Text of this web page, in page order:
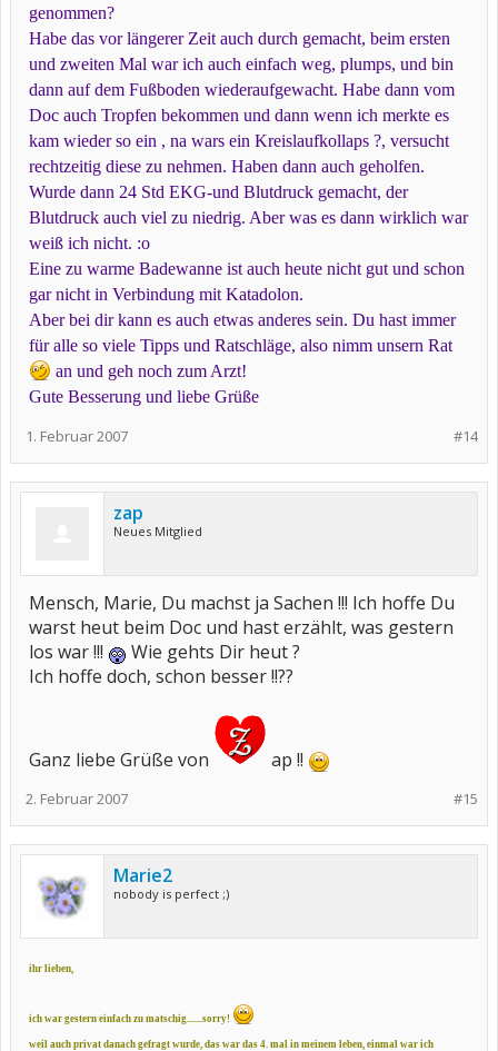
genommen?
Habe das vor längerer Zeit auch durch gemacht, beim ersten
und zweiten Mal war ich auch einfach weg, plumps, und bin
dann auf dem Fußboden wiederaufgewacht. Habe dann vom
Doc auch Tropfen bekommen und dann wenn ich merkte es
kam wieder so ein , na wars ein Kreislaufkollaps ?, versucht
rechtzeitig diese zu nehmen. Haben dann auch geholfen.
Wurde dann 24 Std EKG-und Blutdruck gemacht, der
Blutdruck auch viel zu niedrig. Aber was es dann wirklich war
weiß ich nicht. :o
Eine zu warme Badewanne ist auch heute nicht gut und schon
gar nicht in Verbindung mit Katadolon.
Aber bei dir kann es auch etwas anderes sein. Du hast immer
für alle so viele Tipps und Ratschläge, also nimm unsern Rat
an und geh noch zum Arzt!
Gute Besserung und liebe Grüße
#14
1. Februar 2007
zap
Neues Mitglied
Mensch, Marie, Du machst ja Sachen !!! Ich hoffe Du
warst heut beim Doc und hast erzählt, was gestern
los war !!!
Wie gehts Dir heut ?
Ich hoffe doch, schon besser !!??
Ganz liebe Grüße von ap !!
#15
2. Februar 2007
Marie2
nobody is perfect ;)
ihr lieben,
ich war gestern einfach zu matschig.......sorry!
weil auch privat danach gefragt wurde, das war das 4. mal in meinem leben, einmal war ich